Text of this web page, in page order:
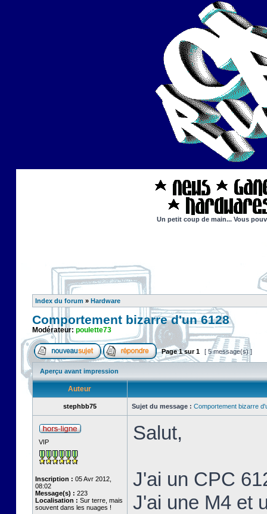
Un petit coup de main... Vous
Index du forum » Hardware
Comportement bizarre d'un 6128
Modérateur: poulette73
Page1sur1 [ 5 message(s) ]
Aperçu avant impression
Auteur
stephbb75 Sujet du message : Comportement bizarre
VIP
Inscription : 05 Avr 2012,
08:02
Message(s) : 223
Localisation : Sur terre, mais
souvent dans les nuages !
Salut,
J'ai un CPC
J'ai une M4 et